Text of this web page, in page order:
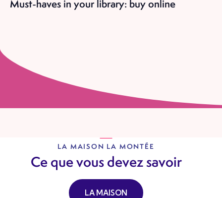
Must-haves in your library: buy online
LA MAISON LA MONTÉE
Ce que vous devez savoir
LA MAISON